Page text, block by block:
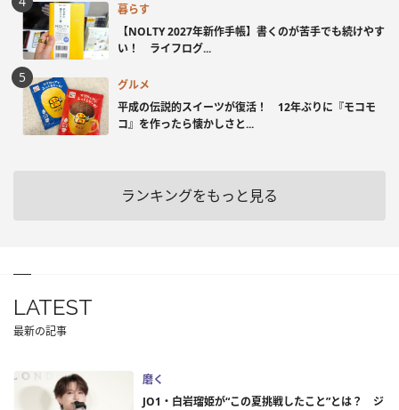
暮らす
【NOLTY 2027年新作手帳】書くのが苦手でも続けやす
い！ ライフログ...
グルメ
平成の伝説的スイーツが復活！ 12年ぶりに『モコモ
コ』を作ったら懐かしさと...
ランキングをもっと見る
LATEST
最新の記事
磨く
JO1・白岩瑠姫が“この夏挑戦したこと”とは？ ジ